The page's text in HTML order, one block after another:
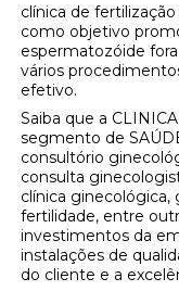
clínica de
como objetivo
espermatozóide
vários
efetivo.
Saiba que a
segmento de
consultório
consulta
clínica ginecológica,
fertilidade, entre
investimentos da
instalações de
do cliente e a